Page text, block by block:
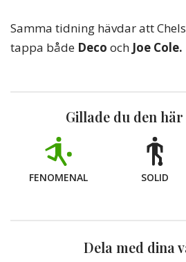
Samma tidning hävdar att
tappa både Deco och Joe Cole.
Gillade du den
FENOMENAL SOLID
Dela med dina